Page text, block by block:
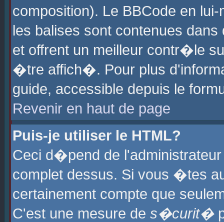
composition). Le BBCode en
les balises sont contenues
et offrent un meilleur contr�le
�tre affich�. Pour plus
guide, accessible depuis le
Revenir en haut de page
Puis-je utiliser le HTML?
Ceci d�pend de
complet dessus. Si vous �tes
certainement compte que
C'est une mesure de s�curit�